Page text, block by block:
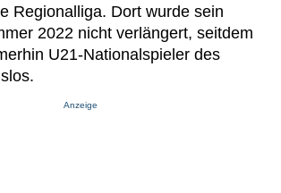
Regionalliga. Dort wurde sein
2022 nicht verlängert, seitdem
U21-Nationalspieler des
Anzeige